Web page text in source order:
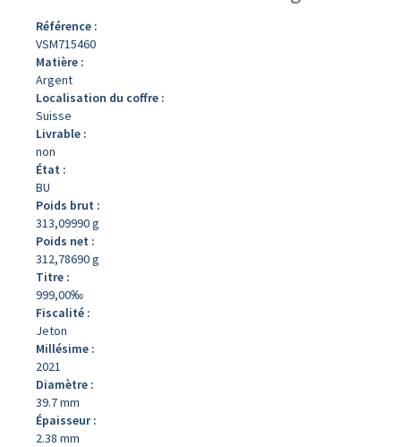
Référence :
VSM715460
Matière :
Argent
Localisation du coffre :
Suisse
Livrable :
non
État :
BU
Poids brut :
313,09990 g
Poids net :
312,78690 g
Titre :
999,00‰
Fiscalité :
Jeton
Millésime :
2021
Diamètre :
39.7 mm
Épaisseur :
2.38 mm